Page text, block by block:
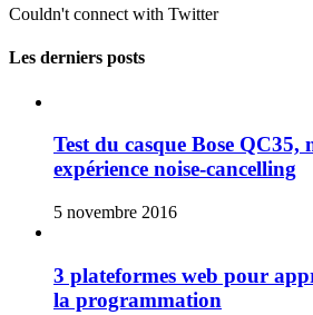
Couldn't connect with Twitter
Les derniers posts
Test du casque Bose QC35,
expérience noise-cancelling
5 novembre 2016
3 plateformes web pour
la programmation